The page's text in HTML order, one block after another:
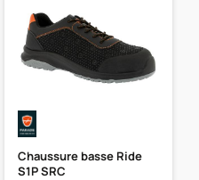
Chaussure basse Ride
S1P SRC